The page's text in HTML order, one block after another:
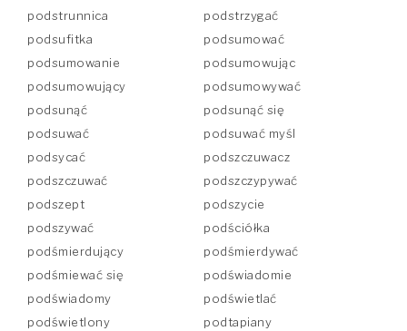
podstrunnica
podstrzygać
podsufitka
podsumować
podsumowanie
podsumowując
podsumowujący
podsumowywać
podsunąć
podsunąć się
podsuwać
podsuwać myśl
podsycać
podszczuwacz
podszczuwać
podszczypywać
podszept
podszycie
podszywać
podściółka
podśmierdujący
podśmierdywać
podśmiewać się
podświadomie
podświadomy
podświetlać
podświetlony
podtapiany